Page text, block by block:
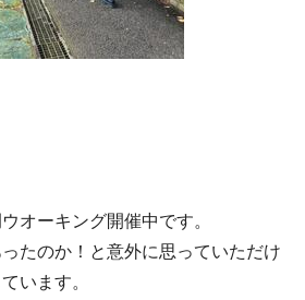
オーキング開催中です。
たのか！と意外に思っていただけ
います。